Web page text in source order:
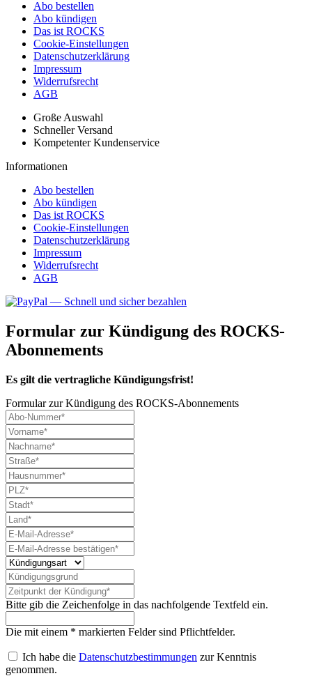
Abo bestellen
Abo kündigen
Das ist ROCKS
Cookie-Einstellungen
Datenschutzerklärung
Impressum
Widerrufsrecht
AGB
Große Auswahl
Schneller Versand
Kompetenter Kundenservice
Informationen
Abo bestellen
Abo kündigen
Das ist ROCKS
Cookie-Einstellungen
Datenschutzerklärung
Impressum
Widerrufsrecht
AGB
Formular zur Kündigung des ROCKS-
Abonnements
Es gilt die vertragliche Kündigungsfrist!
Formular zur Kündigung des ROCKS-Abonnements
Bitte gib die Zeichenfolge in das nachfolgende Textfeld ein.
Die mit einem * markierten Felder sind Pflichtfelder.
Ich habe die Datenschutzbestimmungen zur Kenntnis
genommen.